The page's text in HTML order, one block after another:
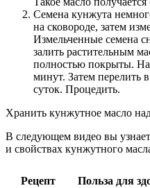
Семена кунжута
на сковороде, затем
Измельченные семена
залить растительным
полностью покрыты.
минут. Затем перелить
суток. Процедить.
Хранить кунжутное масло
В следующем видео вы
и свойствах кунжутного
Рецепт Польза для